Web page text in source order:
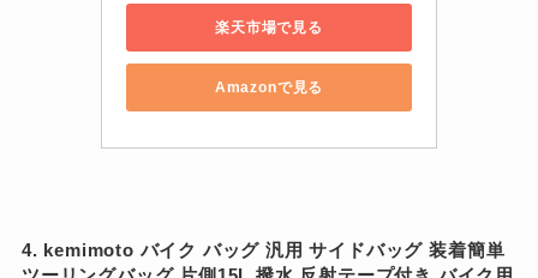
楽天市場で見る
Amazonで見る
4. kemimoto バイク バッグ 汎用 サイドバッグ 装着簡単